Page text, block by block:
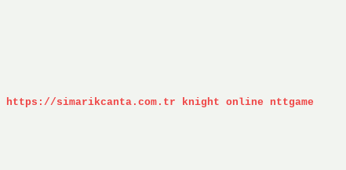
https://simarikcanta.com.tr knight online
nttgame